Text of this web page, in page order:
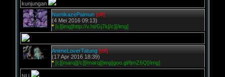
kunjungan
NamikazePaimun [off]
(4 Mei 2016 09:13)
* [c][img]http://v.ht/Gj7k[/c][/img]
AnimeLoverTatung [off]
(17 Apr 2016 18:39)
* [c][marq][/c][/marq][img]goo.gl/fjmZ6Q[/img]